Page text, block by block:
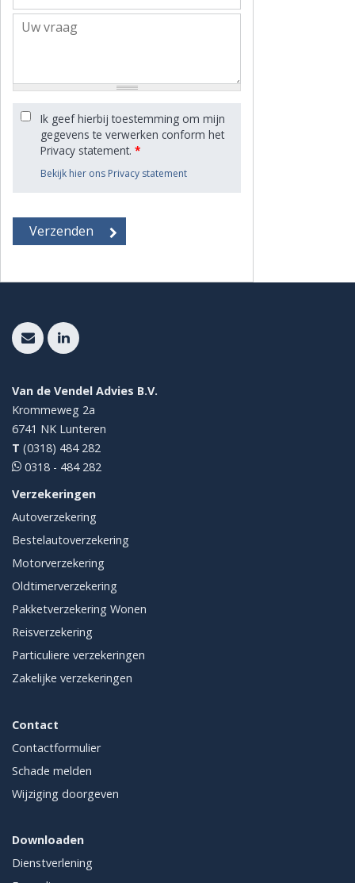
Ik geef hierbij toestemming om mijn
gegevens te verwerken conform het
Privacy statement. *
Bekijk hier ons Privacy statement
Van de Vendel Advies B.V.
Krommeweg 2a
6741 NK Lunteren
T (0318) 484 282
0318 - 484 282
Verzekeringen
Autoverzekering
Bestelautoverzekering
Motorverzekering
Oldtimerverzekering
Pakketverzekering Wonen
Reisverzekering
Particuliere verzekeringen
Zakelijke verzekeringen
Contact
Contactformulier
Schade melden
Wijziging doorgeven
Downloaden
Dienstverlening